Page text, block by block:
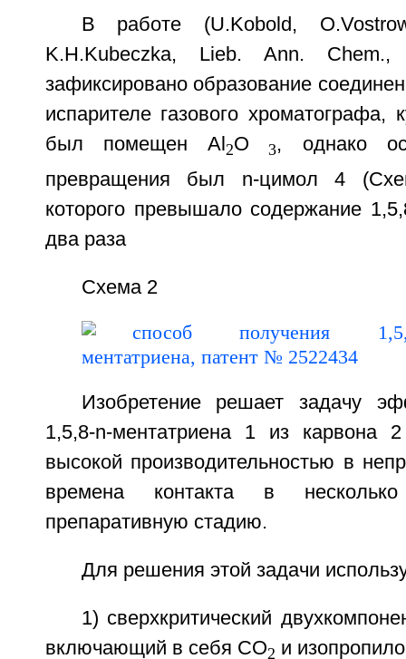
В работе (U.Kobold,
K.H.Kubeczka, Lieb. Ann.
зафиксировано образование
испарителе газового хроматографа,
был помещен Al 2O 3, однако
превращения был n-цимол 4
которого превышало содержание
два раза
Схема 2
Изобретение решает задачу
1,5,8-n-ментатриена 1 из карвона
высокой производительностью в
времена контакта в
препаративную стадию.
Для решения этой задачи
1) сверхкритический
включающий в себя CO2 и